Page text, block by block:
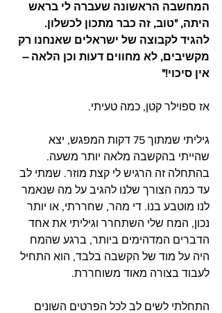
המחשבה הראשונה שעברה לי בראש
היתה, "טוב, זה כבר מתכון לכשלון.
להגיד לקבוצה של ישראלים שאנחנו רק
מקשיבים, לא מחווים דעות וכן הלאה –
אין סיכוי!"
אז ספוילר קטן, כמה טעיתי.
גיליתי שמתוך 75 דקות המפגש, יצא
שהייתי בהקשבה מלאה יותר משעה.
בהתחלה זה הרגיש לי קצת מוזר. שמתי לב
עד כמה הצורך שלנו להגיב על מה שנאמר
לנו מוטבע בנו. די מהר, שחררתי, או יותר
נכון, המח שלי השתחרר וגיליתי את אחד
הדברים המדהימים ביותר, ברגע שהמח
היה על מוד של הקשבה בלבד, הוא התחיל
לעבוד בצורה מאוד משוחררת.
התחלתי לשים לב לכל הפרטים השונים